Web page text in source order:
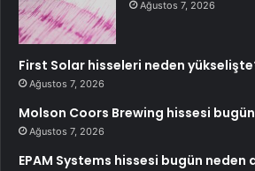
Ağustos 7, 2026
First Solar hisseleri neden
Ağustos 7, 2026
Molson Coors Brewing hissesi
Ağustos 7, 2026
EPAM Systems hissesi bugün neden